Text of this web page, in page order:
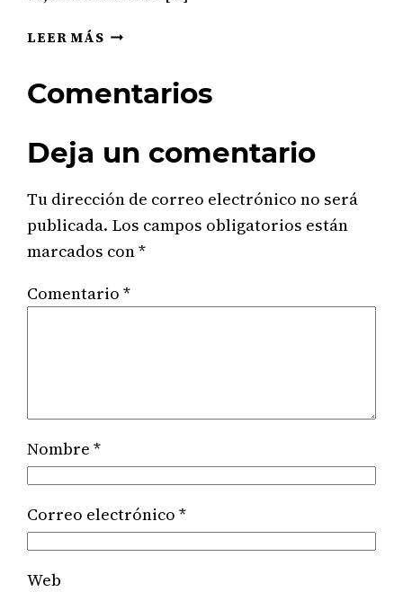
LEER MÁS ¿QUÉ
LANKA?
SECTORES
Comentarios
Deja un comentario
Tu dirección de correo electrónico no será
publicada. Los campos obligatorios están
marcados con*
Comentario*
Nombre*
Correo electrónico*
Web